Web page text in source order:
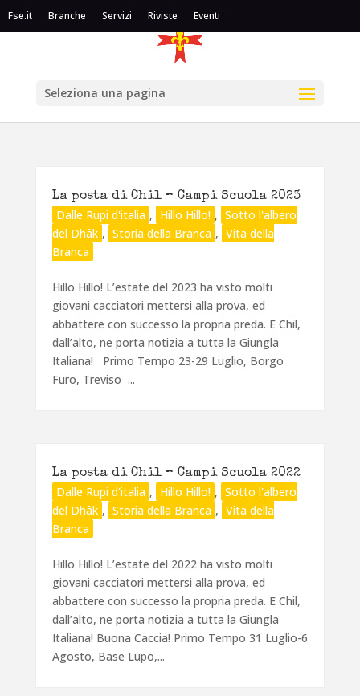
Fse.it Branche Servizi Riviste Eventi
Seleziona una pagina
La posta di Chil – Campi Scuola 2023
Dalle Rupi d'italia , Hillo Hillo! , Sotto l'albero
del Dhâk , Storia della Branca , Vita della
Branca
Hillo Hillo! L’estate del 2023 ha visto molti
giovani cacciatori mettersi alla prova, ed
abbattere con successo la propria preda. E Chil,
dall’alto, ne porta notizia a tutta la Giungla
Italiana! Primo Tempo 23-29 Luglio, Borgo
Furo, Treviso ...
La posta di Chil – Campi Scuola 2022
Dalle Rupi d'italia , Hillo Hillo! , Sotto l'albero
del Dhâk , Storia della Branca , Vita della
Branca
Hillo Hillo! L’estate del 2022 ha visto molti
giovani cacciatori mettersi alla prova, ed
abbattere con successo la propria preda. E Chil,
dall’alto, ne porta notizia a tutta la Giungla
Italiana! Buona Caccia! Primo Tempo 31 Luglio-6
Agosto, Base Lupo,...